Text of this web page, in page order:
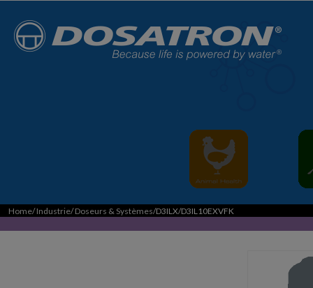
Home/Industrie/Doseurs & Systèmes/D3ILX/D3IL10EXVFK